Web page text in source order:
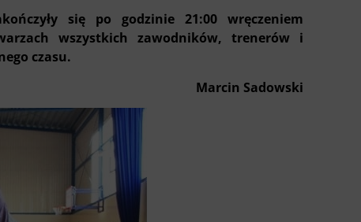
się po godzinie 21:00 wręczeniem
wszystkich zawodników, trenerów i
czasu.
Marcin Sadowski